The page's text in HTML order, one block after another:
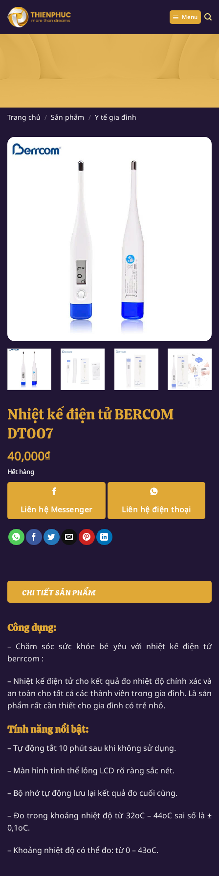
Chuyển
đến
Menu
Trang chủ / Sản phẩm / Y tế gia đình
Nhiệt kế điện tử BERCOM
DT007
40,000₫
Hết hàng
Liên hệ Messenger Liên hệ điện thoại
CHI TIẾT SẢN PHẨM
Công dụng:
– Chăm sóc sức khỏe bé yêu với nhiệt kế điện tử
berrcom :
– Nhiệt kế điện tử cho kết quả đo nhiệt độ chính xác và
an toàn cho tất cả các thành viên trong gia đình. Là sản
phẩm rất cần thiết cho gia đình có trẻ nhỏ.
Tính năng nổi bật:
– Tự động tắt 10 phút sau khi không sử dụng.
– Màn hình tinh thể lỏng LCD rõ ràng sắc nét.
– Bộ nhớ tự động lưu lại kết quả đo cuối cùng.
– Đo trong khoảng nhiệt độ từ 32oC – 44oC sai số là ±
0,1oC.
– Khoảng nhiệt độ có thể đo: từ 0 – 43oC.